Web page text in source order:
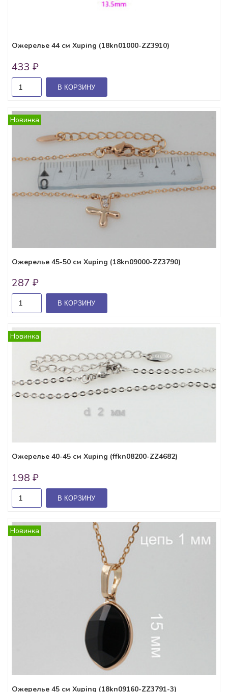
Ожерелье 44 см Xuping (18kn01000-ZZ3910)
433 ₽
В КОРЗИНУ
Новинка
Ожерелье 45-50 см Xuping (18kn09000-ZZ3790)
287 ₽
В КОРЗИНУ
Новинка
Ожерелье 40-45 см Xuping (ffkn08200-ZZ4682)
198 ₽
В КОРЗИНУ
Новинка
Ожерелье 45 см Xuping (18kn09160-ZZ3791-3)